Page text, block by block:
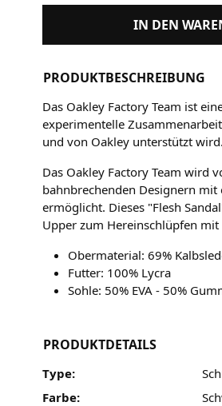
IN DEN
PRODUKTBESCHREIBUNG
Das Oakley Factory Team ist
experimentelle
und von Oakley unterstützt wird.
Das Oakley Factory Team wird
bahnbrechenden Designern
ermöglicht. Dieses "Flesh
Upper zum Hereinschlüpfen
Obermaterial: 69%
Futter: 100% Lycra
Sohle: 50% EVA - 50%
PRODUKTDETAILS
Type:
Farbe: